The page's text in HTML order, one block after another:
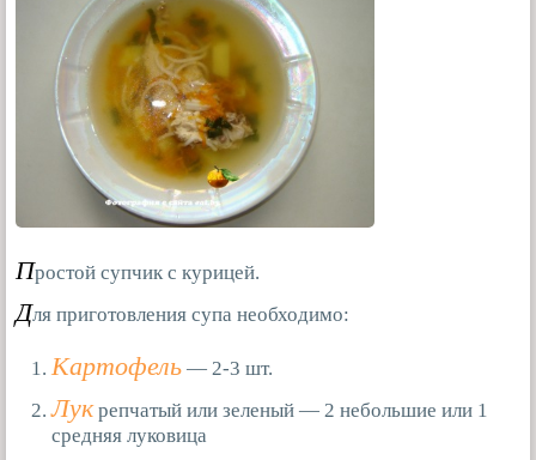
Простой супчик с курицей.
Для приготовления супа необходимо:
Картофель — 2-3 шт.
Лукрепчатый или зеленый — 2 небольшие или 1
средняя луковица